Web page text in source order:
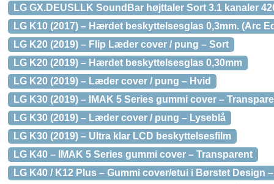
LG GX.DEUSLLK SoundBar højttaler Sort 3.1 kanaler
LG K10 (2017) – Hærdet beskyttelsesglas 0,3mm. (Arc
LG K20 (2019) – Flip Læder cover / pung – Sort
LG K20 (2019) – Hærdet beskyttelsesglas 0,30mm
LG K20 (2019) – Læder cover / pung – Hvid
LG K30 (2019) – IMAK 5 Series gummi cover –
LG K30 (2019) – Læder cover / pung – Lyseblå
LG K30 (2019) – Ultra klar LCD beskyttelsesfilm
LG K40 – IMAK 5 Series gummi cover – Transparent
LG K40 / K12 Plus – Gummi cover/etui i Børstet Design